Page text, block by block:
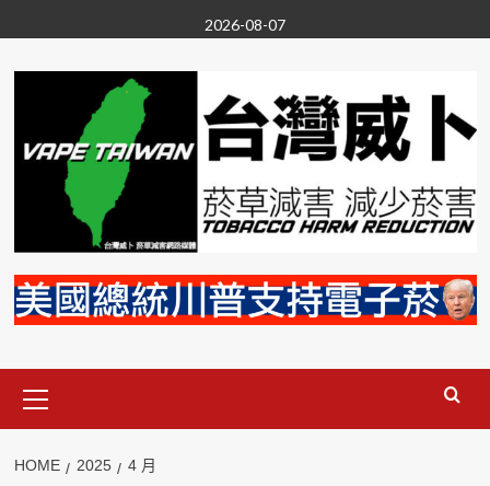
to
content
2026-08-07
Menu
HOME 2025 4 月